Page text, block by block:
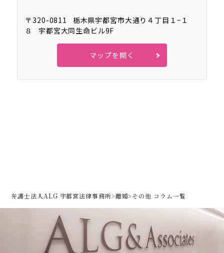
〒320-0811
栃木県宇都宮市大通り４丁目１−１
８
宇都宮大同生命ビル9F
マップを開く
弁護士法人ALG 宇都宮法律事務所>離婚>その他 コラム一覧